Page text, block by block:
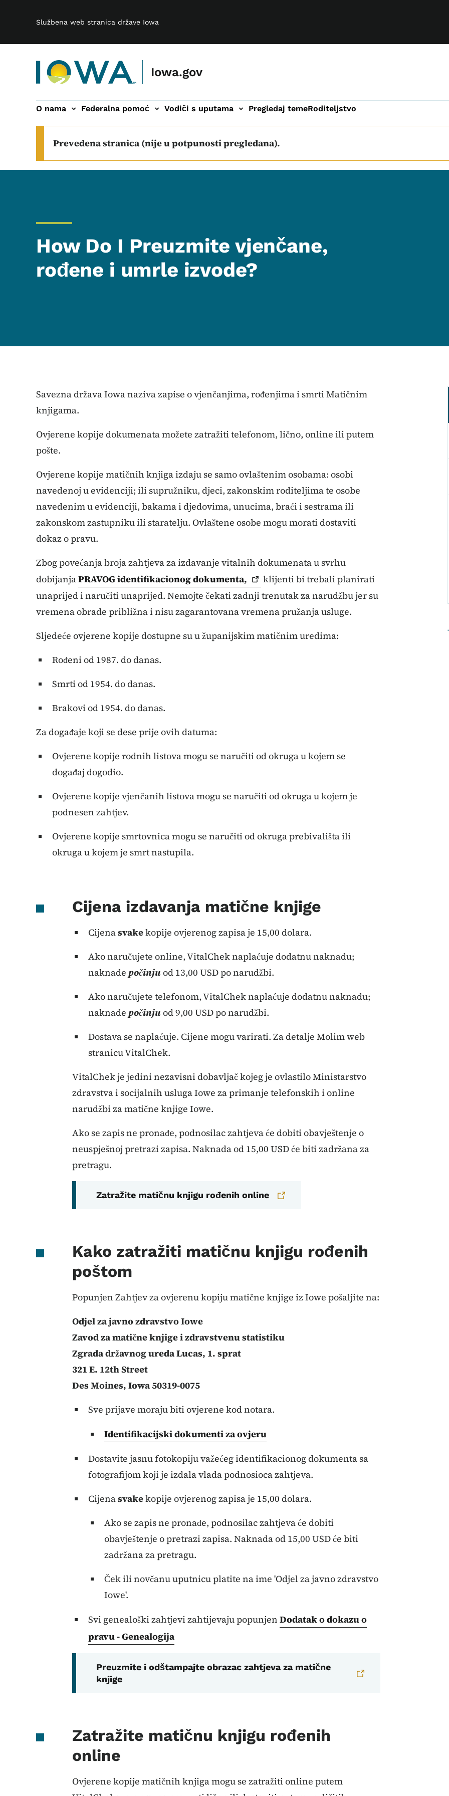
Službena web stranica države Iowa
Iowa.gov
O nama Federalna pomoć Vodiči s uputama Pregledaj temeRoditeljstvo
Prevedena stranica (nije u potpunosti pregledana).
How Do I Preuzmite vjenčane,
rođene i umrle izvode?
Savezna država Iowa naziva zapise o vjenčanjima, rođenjima i smrti Matičnim
knjigama.
Ovjerene kopije dokumenata možete zatražiti telefonom, lično, online ili putem
pošte.
Ovjerene kopije matičnih knjiga izdaju se samo ovlaštenim osobama: osobi
navedenoj u evidenciji; ili supružniku, djeci, zakonskim roditeljima te osobe
navedenim u evidenciji, bakama i djedovima, unucima, braći i sestrama ili
zakonskom zastupniku ili staratelju. Ovlaštene osobe mogu morati dostaviti
dokaz o pravu.
Zbog povećanja broja zahtjeva za izdavanje vitalnih dokumenata u svrhu
dobijanjaPRAVOG identifikacionogdokumenta,
klijenti bi trebali planirati
unaprijed i naručiti unaprijed. Nemojte čekati zadnji trenutak za narudžbu jer su
vremena obrade približna i nisu zagarantovana vremena pružanja usluge.
Sljedeće ovjerene kopije dostupne su u županijskim matičnim uredima:
Rođeni od 1987. do danas.
Smrti od 1954. do danas.
Brakovi od 1954. do danas.
Za događaje koji se dese prije ovih datuma:
Ovjerene kopije rodnih listova mogu se naručiti od okruga u kojem se
događaj dogodio.
Ovjerene kopije vjenčanih listova mogu se naručiti od okruga u kojem je
podnesen zahtjev.
Ovjerene kopije smrtovnica mogu se naručiti od okruga prebivališta ili
okruga u kojem je smrt nastupila.
Cijena izdavanja matične knjige
Cijenasvakekopije ovjerenog zapisa je 15,00 dolara.
Ako naručujete online, VitalChek naplaćuje dodatnu naknadu;
naknade počinju od 13,00 USD po narudžbi.
Ako naručujete telefonom, VitalChek naplaćuje dodatnu naknadu;
naknade počinju od 9,00 USD po narudžbi.
Dostava se naplaćuje. Cijene mogu varirati. Za detalje Molim web
stranicu VitalChek.
VitalChek je jedini nezavisni dobavljač kojeg je ovlastilo Ministarstvo
zdravstva i socijalnih usluga Iowe za primanje telefonskih i online
narudžbi za matične knjige Iowe.
Ako se zapis ne pronađe, podnosilac zahtjeva će dobiti obavještenje o
neuspješnoj pretrazi zapisa. Naknada od 15,00 USD će biti zadržana za
pretragu.
Zatražite matičnu knjigu rođenih online
Kako zatražiti matičnu knjigu rođenih
poštom
Popunjen Zahtjev za ovjerenu kopiju matične knjige iz Iowe pošaljite na:
Odjel za javno zdravstvo Iowe
Zavod za matične knjige i zdravstvenu statistiku
Zgrada državnog ureda Lucas, 1. sprat
321 E. 12th Street
Des Moines, Iowa 50319-0075
Sve prijave moraju biti ovjerene kod notara.
Identifikacijski dokumenti za ovjeru
Dostavite jasnu fotokopiju važećeg identifikacionog dokumenta sa
fotografijom koji je izdala vlada podnosioca zahtjeva.
Cijenasvakekopije ovjerenog zapisa je 15,00 dolara.
Ako se zapis ne pronađe, podnosilac zahtjeva će dobiti
obavještenje o pretrazi zapisa. Naknada od 15,00 USD će biti
zadržana za pretragu.
Ček ili novčanu uputnicu platite na ime 'Odjel za javno zdravstvo
Iowe'.
Svi genealoški zahtjevi zahtijevaju popunjen Dodatak o dokazu o
pravu - Genealogija
Preuzmite i odštampajte obrazac zahtjeva za matične
knjige
Zatražite matičnu knjigu rođenih
online
Ovjerene kopije matičnih knjiga mogu se zatražiti online putem